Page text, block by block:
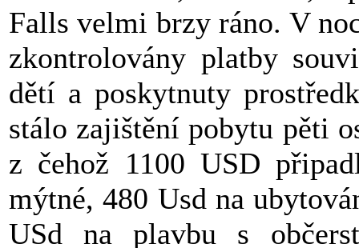
Falls velmi brzy ráno. V
zkontrolovány platby
dětí a poskytnuty
stálo zajištění pobytu pěti
z čehož 1100 USD
mýtné, 480 Usd na
USd na plavbu s